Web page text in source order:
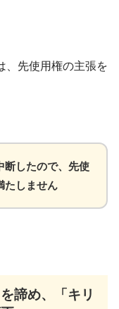
、先使用権の主張を
断したので、先使
たしません
諦め、「キリ